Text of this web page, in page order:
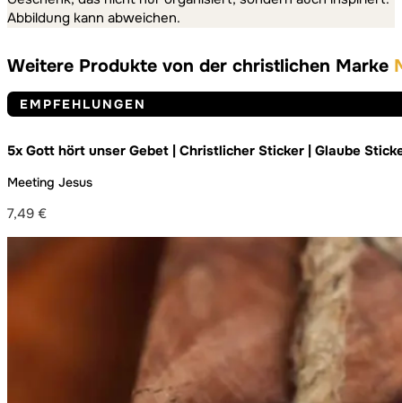
Abbildung kann abweichen.
Weitere Produkte von der christlichen Marke
EMPFEHLUNGEN
5x Gott hört unser Gebet | Christlicher Sticker | Glaube
Meeting Jesus
7,49 €